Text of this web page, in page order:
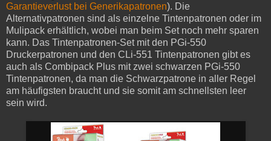
Garantieverlust bei Generikapatronen). Die
Alternativpatronen sind als einzelne Tintenpatronen oder im
Mulipack erhältlich, wobei man beim Set noch mehr sparen
kann. Das Tintenpatronen-Set mit den PGi-550
Druckerpatronen und den CLi-551 Tintenpatronen gibt es
auch als Combipack Plus mit zwei schwarzen PGi-550
Tintenpatronen, da man die Schwarzpatrone in aller Regel
am häufigsten braucht und sie somit am schnellsten leer
sein wird.